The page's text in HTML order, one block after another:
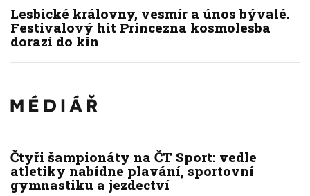
Lesbické královny, vesmír a únos bývalé.
Festivalový hit Princezna kosmolesba
dorazí do kin
Čtyři šampionáty na ČT Sport: vedle
atletiky nabídne plavání, sportovní
gymnastiku a jezdectví